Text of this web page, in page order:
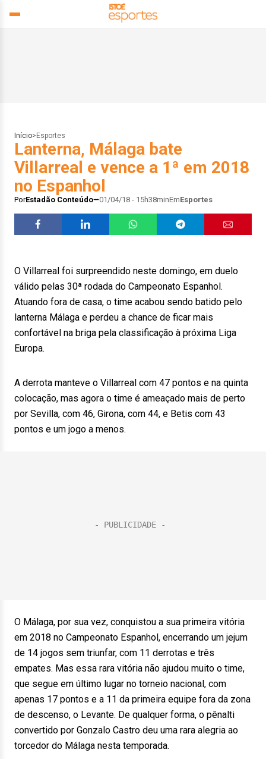
Início> Esportes
Lanterna, Málaga bate
Villarreal e vence a 1ª em 2018
no Espanhol
PorEstadão Conteúdo 01/04/18 - 15h38minEmEsportes
O Villarreal foi surpreendido neste domingo, em duelo
válido pelas 30ª rodada do Campeonato Espanhol.
Atuando fora de casa, o time acabou sendo batido pelo
lanterna Málaga e perdeu a chance de ficar mais
confortável na briga pela classificação à próxima Liga
Europa.
A derrota manteve o Villarreal com 47 pontos e na quinta
colocação, mas agora o time é ameaçado mais de perto
por Sevilla, com 46, Girona, com 44, e Betis com 43
pontos e um jogo a menos.
O Málaga, por sua vez, conquistou a sua primeira vitória
em 2018 no Campeonato Espanhol, encerrando um jejum
de 14 jogos sem triunfar, com 11 derrotas e três
empates. Mas essa rara vitória não ajudou muito o time,
que segue em último lugar no torneio nacional, com
apenas 17 pontos e a 11 da primeira equipe fora da zona
de descenso, o Levante. De qualquer forma, o pênalti
convertido por Gonzalo Castro deu uma rara alegria ao
torcedor do Málaga nesta temporada.